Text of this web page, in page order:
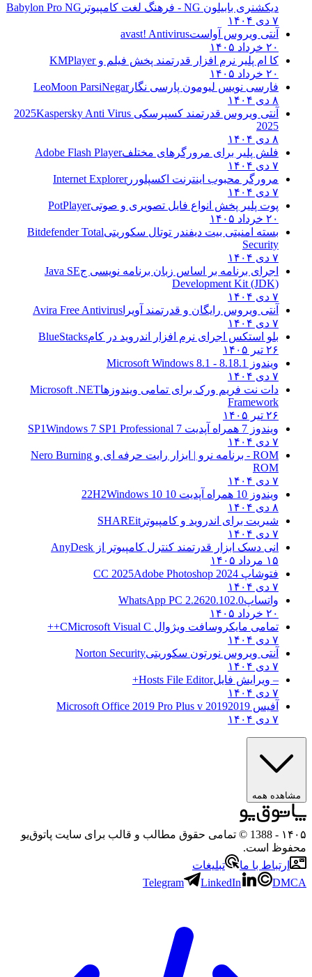
دیکشنری بابیلون NG - فرهنگ لغت کامپیوتر
Babylon Pro NG
۷ دی ۱۴۰۴
آنتی ویروس آواستavast! Antivirus
۲۰ خرداد ۱۴۰۵
کا ام پلیر نرم افزار قدرتمند پخش فیلم وKMPlayer
۲۰ خرداد ۱۴۰۵
فارسی نویس لیومون پارسی نگارLeoMoon ParsiNegar
۸ دی ۱۴۰۴
آنتی ویروس قدرتمند کسپرسکی 2025 Kaspersky Anti Virus
2025
۸ دی ۱۴۰۴
فلش پلیر برای مرورگرهای مختلفAdobe Flash Player
۷ دی ۱۴۰۴
مرورگر محبوب اینترنت اکسپلوررInternet Explorer
۷ دی ۱۴۰۴
پوت پلیر پخش انواع فایل تصویری و صوتیPotPlayer
۲۰ خرداد ۱۴۰۵
بسته امنیتی بیت دیفندر توتال سکوریتیBitdefender Total
Security
۷ دی ۱۴۰۴
اجرای برنامه بر اساس زبان برنامه نویسی جJava SE
Development Kit (JDK)
۷ دی ۱۴۰۴
آنتی ویروس رایگان و قدرتمند آویرا Avira Free Antivirus
۷ دی ۱۴۰۴
بلو استکس اجرای نرم افزار اندروید در کامBlueStacks
۲۶ تیر ۱۴۰۵
ویندوز 8.1
8.1 - Microsoft Windows 8.1
۷ دی ۱۴۰۴
دات نت فریم ورک برای تمامی ویندوزهاMicrosoft .NET
Framework
۲۶ تیر ۱۴۰۵
ویندوز 7 همراه آپدیت 7 SP1
Windows 7 SP1 Professional
۷ دی ۱۴۰۴
ROM - برنامه نرو | ابزار رایت حرفه ای و
Nero Burning
ROM
۷ دی ۱۴۰۴
ویندوز 10 همراه آپدیت 10 22H2
Windows 10
۸ دی ۱۴۰۴
شیریت برای اندروید و کامپیوتر SHAREit
۷ دی ۱۴۰۴
انی دسک ابزار قدرتمند کنترل کامپیوتر از AnyDesk
۱۵ مرداد ۱۴۰۵
فتوشاپ CC 2025 Adobe Photoshop 2024
۷ دی ۱۴۰۴
واتساپWhatsApp PC 2.2620.102.0
۲۰ خرداد ۱۴۰۵
تمامی مایکروسافت ویژوال C Microsoft Visual C++
۷ دی ۱۴۰۴
آنتی ویروس نورتون سکوریتیNorton Security
۷ دی ۱۴۰۴
– ویرایش فایلHosts File Editor+
۷ دی ۱۴۰۴
آفیس 2019 2019 Microsoft Office 2019 Pro Plus v
۷ دی ۱۴۰۴
مشاهده همه
۱۴۰۵
- 1388 © تمامی حقوق مطالب و قالب برای سایت پاتوق‌یو
محفوظ است.
ارتباط با ما
تبلیغات
Telegram
LinkedIn DMCA